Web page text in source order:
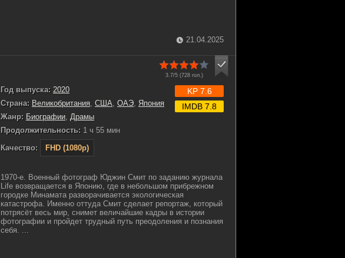
21.04.2025
3.7/5 (728гол.)
Год выпуска: 2020
Страна: Великобритания США ОАЭ Япония
Жанр: Биографии Драмы
Продолжительность: 1 ч 55 мин
Качество:
FHD (1080p)
KP 7.6
IMDB 7.8
1970-е. Военный фотограф Юджин Смит по заданию журнала
Life возвращается в Японию, где в небольшом прибрежном
городке Минамата разворачивается экологическая
катастрофа. Именно оттуда Смит сделает репортаж, который
потрясёт весь мир, снимет величайшие кадры в истории
фотографии и пройдет трудный путь преодоления и познания
себя. ...